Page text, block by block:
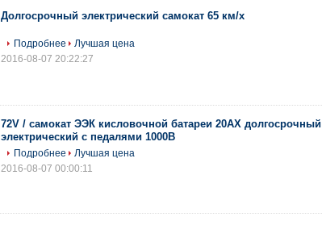
Долгосрочный электрический самокат 65 км/х
Подробнее
Лучшая цена
2016-08-07 20:22:27
72V / самокат ЭЭК кисловочной батареи 20АХ долгосрочный
электрический с педалями 1000В
Подробнее
Лучшая цена
2016-08-07 00:00:11